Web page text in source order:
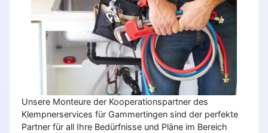
Unsere Monteure der Kooperationspartner des
Klempnerservices für Gammertingen sind der perfekte
Partner für all Ihre Bedürfnisse und Pläne im Bereich